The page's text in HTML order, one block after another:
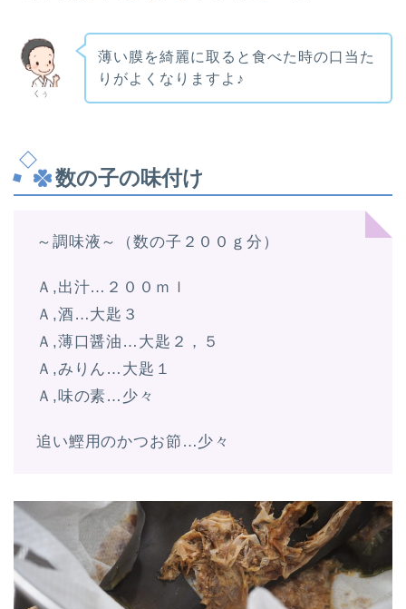
くぅ
薄い膜を綺麗に取ると食べた時の口当た
りがよくなりますよ♪
数の子の味付け
～調味液～（数の子２００ｇ分）
Ａ,出汁…２００ｍｌ
Ａ,酒…大匙３
Ａ,薄口醤油…大匙２，５
Ａ,みりん…大匙１
Ａ,味の素…少々
追い鰹用のかつお節…少々